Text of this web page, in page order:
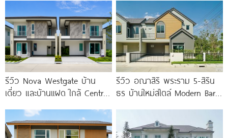
รีวิว Nova Westgate บ้าน
เดี่ยว และบ้านแฝด ใกล้ Central
รีวิว อณาสิริ พระราม 5-สิริน
ธร บ้านใหม่สไตล์ Modern Barn